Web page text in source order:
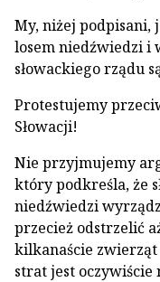
My, niżej podpisani,
losem niedźwiedzi i
słowackiego rządu
Protestujemy
Słowacji!
Nie przyjmujemy
który podkreśla, że
niedźwiedzi
przecież odstrzelić
kilkanaście
strat jest